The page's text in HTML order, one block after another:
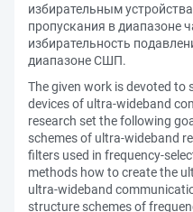
избирательным
пропускания в диапазоне
избирательность
диапазоне СШП.
The given work is devoted to
devices of ultra-wideband
research set the following
schemes of ultra-wideband
filters used in frequency-
methods how to create the
ultra-wideband
structure schemes of